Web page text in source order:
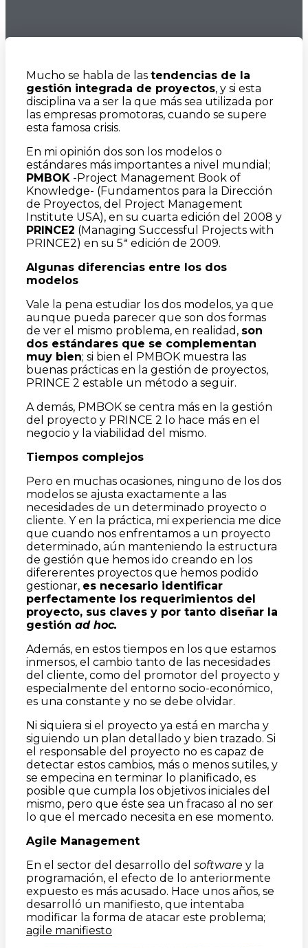
Mucho se habla de las tendencias de la
gestión integrada de proyectos, y si esta
disciplina va a ser la que más sea utilizada por
las empresas promotoras, cuando se supere
esta famosa crisis.
En mi opinión dos son los modelos o
estándares más importantes a nivel mundial;
PMBOK -Project Management Book of
Knowledge- (Fundamentos para la Dirección
de Proyectos, del Project Management
Institute USA), en su cuarta edición del 2008 y
PRINCE2 (Managing Successful Projects with
PRINCE2) en su 5ª edición de 2009.
Algunas diferencias entre los dos
modelos
Vale la pena estudiar los dos modelos, ya que
aunque pueda parecer que son dos formas
de ver el mismo problema, en realidad, son
dos estándares que se complementan
muy bien; si bien el PMBOK muestra las
buenas prácticas en la gestión de proyectos,
PRINCE 2 estable un método a seguir.
A demás, PMBOK se centra más en la gestión
del proyecto y PRINCE 2 lo hace más en el
negocio y la viabilidad del mismo.
Tiempos complejos
Pero en muchas ocasiones, ninguno de los dos
modelos se ajusta exactamente a las
necesidades de un determinado proyecto o
cliente. Y en la práctica, mi experiencia me dice
que cuando nos enfrentamos a un proyecto
determinado, aún manteniendo la estructura
de gestión que hemos ido creando en los
difererentes proyectos que hemos podido
gestionar, es necesario identificar
perfectamente los requerimientos del
proyecto, sus claves y por tanto diseñar la
gestión ad hoc.
Además, en estos tiempos en los que estamos
inmersos, el cambio tanto de las necesidades
del cliente, como del promotor del proyecto y
especialmente del entorno socio-económico,
es una constante y no se debe olvidar.
Ni siquiera si el proyecto ya está en marcha y
siguiendo un plan detallado y bien trazado. Si
el responsable del proyecto no es capaz de
detectar estos cambios, más o menos sutiles, y
se empecina en terminar lo planificado, es
posible que cumpla los objetivos iniciales del
mismo, pero que éste sea un fracaso al no ser
lo que el mercado necesita en ese momento.
Agile Management
En el sector del desarrollo del software y la
programación, el efecto de lo anteriormente
expuesto es más acusado. Hace unos años, se
desarrolló un manifiesto, que intentaba
modificar la forma de atacar este problema;
agile manifiesto